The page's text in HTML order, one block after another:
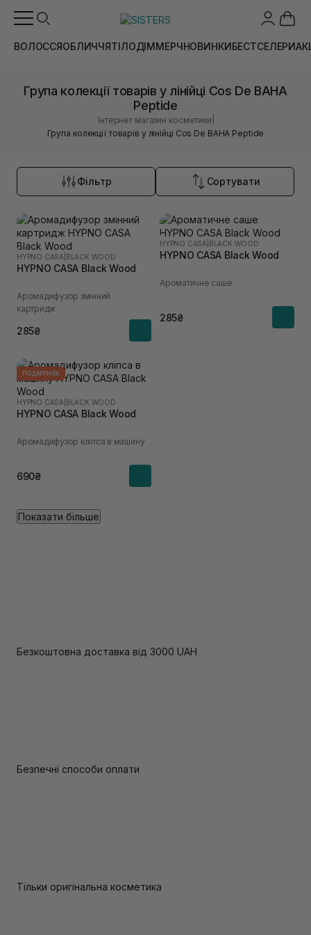
ВОЛОССЯОБЛИЧЧЯТІЛОДІММЕРЧНОВИНКИБЕСТСЕЛЕРИ
Група колекції товарів у лінійці Cos De BAHA
Peptide
Інтернет магазин косметики
Група колекції товарів у лінійці Cos De BAHA Peptide
Фільтр Сортувати
HYPNO CASA BLACK WOOD
HYPNO CASA Black Wood
Аромадифузор змінний
картридж
285₴
HYPNO CASA BLACK WOOD
HYPNO CASA Black Wood
Ароматичне саше
285₴
ПОДАРУНОК
HYPNO CASA BLACK WOOD
HYPNO CASA Black Wood
Аромадифузор кліпса в машину
690₴
Показати більше
Безкоштовна доставка від 3000 UAH
Безпечні способи оплати
Тільки оригінальна косметика